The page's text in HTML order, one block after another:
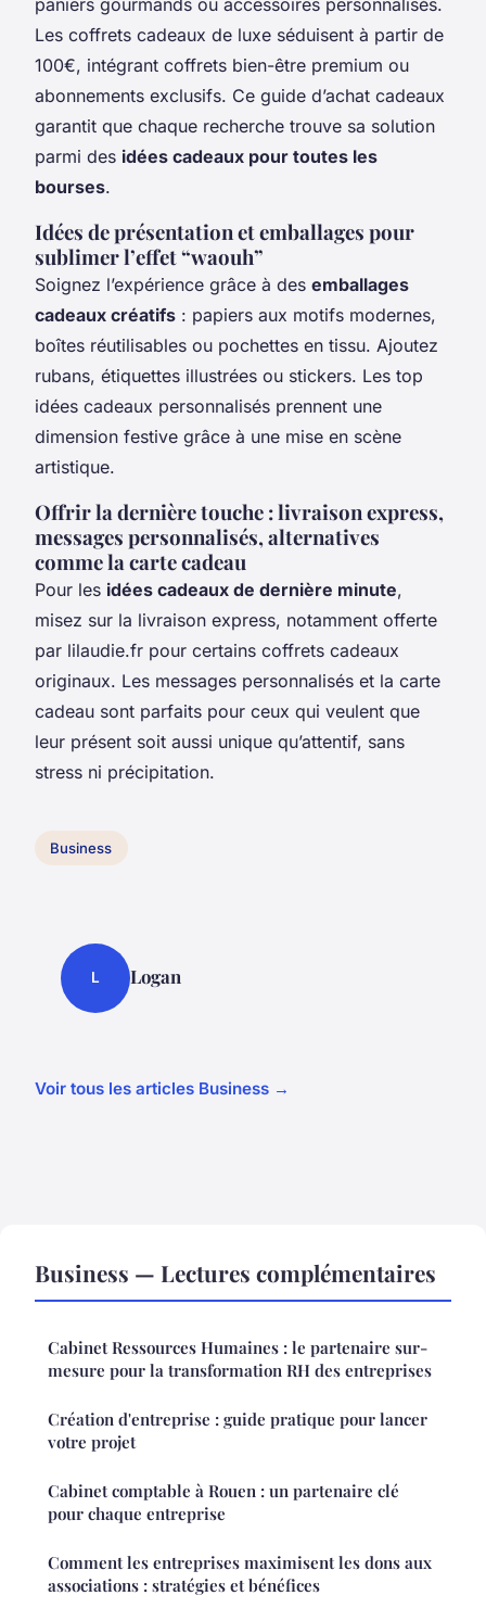
Les coffrets cadeaux de luxe séduisent à partir de
100€, intégrant coffrets bien-être premium ou
abonnements exclusifs. Ce guide d’achat cadeaux
garantit que chaque recherche trouve sa solution
parmi des idées cadeaux pour toutes les
bourses.
Idées de présentation et emballages pour
sublimer l’effet “waouh”
Soignez l’expérience grâce à des emballages
cadeaux créatifs : papiers aux motifs modernes,
boîtes réutilisables ou pochettes en tissu. Ajoutez
rubans, étiquettes illustrées ou stickers. Les top
idées cadeaux personnalisés prennent une
dimension festive grâce à une mise en scène
artistique.
Offrir la dernière touche : livraison express,
messages personnalisés, alternatives
comme la carte cadeau
Pour les idées cadeaux de dernière minute,
misez sur la livraison express, notamment offerte
par lilaudie.fr pour certains coffrets cadeaux
originaux. Les messages personnalisés et la carte
cadeau sont parfaits pour ceux qui veulent que
leur présent soit aussi unique qu’attentif, sans
stress ni précipitation.
Business
L Logan
Voir tous les articles Business →
Business — Lectures complémentaires
Cabinet Ressources Humaines : le partenaire sur-
mesure pour la transformation RH des entreprises
Création d'entreprise : guide pratique pour lancer
votre projet
Cabinet comptable à Rouen : un partenaire clé
pour chaque entreprise
Comment les entreprises maximisent les dons aux
associations : stratégies et bénéfices